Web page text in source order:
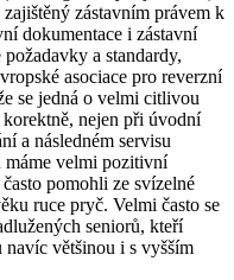
zástavním právem k
dokumentace i zástavní
a standardy,
asociace pro reverzní
se jedná o velmi citlivou
nejen při úvodní
a následném servisu
máme velmi pozitivní
pomohli ze svízelné
ruce pryč. Velmi často se
seniorů, kteří
navíc většinou i s vyšším